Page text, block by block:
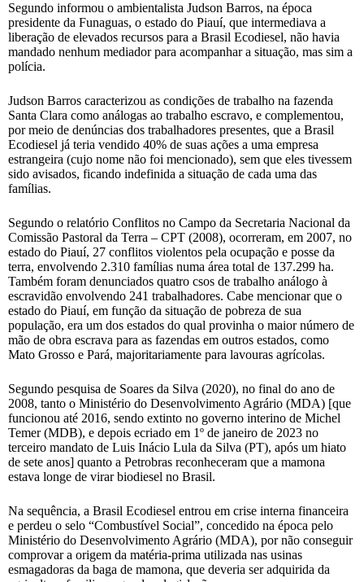
Segundo informou o ambientalista Judson Barros, na época
presidente da Funaguas, o estado do Piauí, que intermediava a
liberação de elevados recursos para a Brasil Ecodiesel, não havia
mandado nenhum mediador para acompanhar a situação, mas sim a
polícia.
Judson Barros caracterizou as condições de trabalho na fazenda
Santa Clara como análogas ao trabalho escravo, e complementou,
por meio de denúncias dos trabalhadores presentes, que a Brasil
Ecodiesel já teria vendido 40% de suas ações a uma empresa
estrangeira (cujo nome não foi mencionado), sem que eles tivessem
sido avisados, ficando indefinida a situação de cada uma das
famílias.
Segundo o relatório Conflitos no Campo da Secretaria Nacional da
Comissão Pastoral da Terra – CPT (2008), ocorreram, em 2007, no
estado do Piauí, 27 conflitos violentos pela ocupação e posse da
terra, envolvendo 2.310 famílias numa área total de 137.299 ha.
Também foram denunciados quatro csos de trabalho análogo à
escravidão envolvendo 241 trabalhadores. Cabe mencionar que o
estado do Piauí, em função da situação de pobreza de sua
população, era um dos estados do qual provinha o maior número de
mão de obra escrava para as fazendas em outros estados, como
Mato Grosso e Pará, majoritariamente para lavouras agrícolas.
Segundo pesquisa de Soares da Silva (2020), no final do ano de
2008, tanto o Ministério do Desenvolvimento Agrário (MDA) [que
funcionou até 2016, sendo extinto no governo interino de Michel
Temer (MDB), e depois ecriado em 1º de janeiro de 2023 no
terceiro mandato de Luis Inácio Lula da Silva (PT), após um hiato
de sete anos] quanto a Petrobras reconheceram que a mamona
estava longe de virar biodiesel no Brasil.
Na sequência, a Brasil Ecodiesel entrou em crise interna financeira
e perdeu o selo “Combustível Social”, concedido na época pelo
Ministério do Desenvolvimento Agrário (MDA), por não conseguir
comprovar a origem da matéria-prima utilizada nas usinas
esmagadoras da baga de mamona, que deveria ser adquirida da